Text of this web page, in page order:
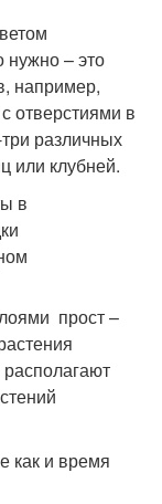
нужно – это
например,
отверстиями в
различных
или клубней.
прост –
как и время